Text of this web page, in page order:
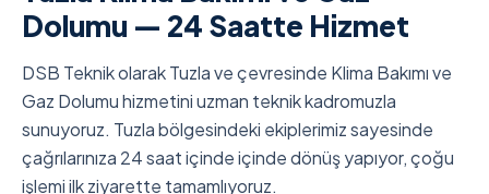
Dolumu — 24 Saatte Hizmet
DSB Teknik olarak Tuzla ve çevresinde Klima Bakımı ve
Gaz Dolumu hizmetini uzman teknik kadromuzla
sunuyoruz. Tuzla bölgesindeki ekiplerimiz sayesinde
çağrılarınıza 24 saat içinde içinde dönüş yapıyor, çoğu
işlemi ilk ziyarette tamamlıyoruz.